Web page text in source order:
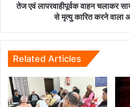
मारने
वाला
आरोपी
गिरफ्तार
तेज एवं लापरवाहीपूर्वक वाहन चलाकर
से मृत्यु कारित करने वाला
Related Articles